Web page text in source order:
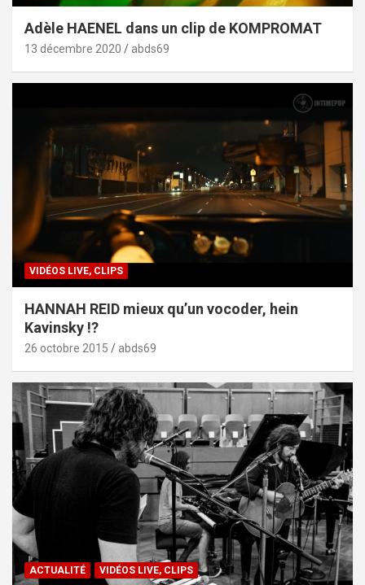
Adèle HAENEL dans un clip de KOMPROMAT
13 décembre 2020 abds69
VIDÉOS LIVE, CLIPS
HANNAH REID mieux qu’un vocoder, hein
Kavinsky !?
26 octobre 2015 abds69
ACTUALITÉ VIDÉOS LIVE, CLIPS